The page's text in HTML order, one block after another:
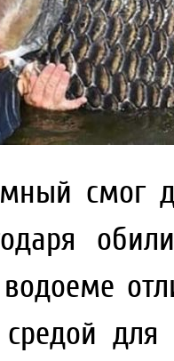
смог
средой